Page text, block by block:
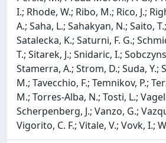
I.; Rhode, W.; Ribo, M.; Rico, J.;
A.; Saha, L.; Sahakyan, N.; Saito,
Satalecka, K.; Saturni, F. G.;
T.; Sitarek, J.; Snidaric, I.;
Stamerra, A.; Strom, D.; Suda, Y.;
M.; Tavecchio, F.; Temnikov, P.;
M.; Torres-Alba, N.; Tosti, L.;
Scherpenberg, J.; Vanzo, G.;
Vigorito, C. F.; Vitale, V.; Vovk, I.;